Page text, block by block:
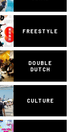
FREESTYLE
DOUBLE
DUTCH
CULTURE